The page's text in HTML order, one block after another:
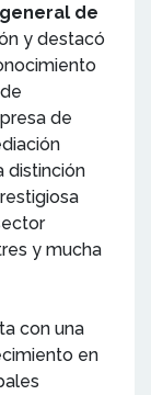
de
y destacó
de
distinción
y mucha
con una
en